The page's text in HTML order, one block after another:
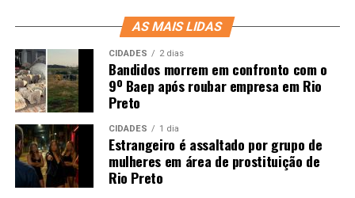
AS MAIS LIDAS
CIDADES 2 dias
Bandidos morrem em confronto com o
9º Baep após roubar empresa em Rio
Preto
CIDADES 1 dia
Estrangeiro é assaltado por grupo de
mulheres em área de prostituição de
Rio Preto